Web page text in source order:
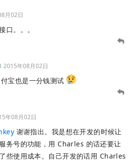
月02日
口。。。
2015年08月02日
宝也是一分钱测试
年08月02日
谢谢指出。我是想在开发的时候让
务号的功能，用 Charles 的话还要让
些使用成本。自己开发的话用 Charles